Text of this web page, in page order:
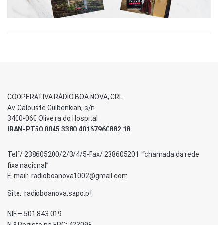
COOPERATIVA RÁDIO BOA NOVA, CRL
Av. Calouste Gulbenkian, s/n
3400-060 Oliveira do Hospital
IBAN-PT50 0045 3380 40167960882 18
Telf/ 238605200/2/3/4/5-Fax/ 238605201 “chamada da rede
fixa nacional”
E-mail: radioboanova1002@gmail.com
Site: radioboanova.sapo.pt
NIF – 501 843 019